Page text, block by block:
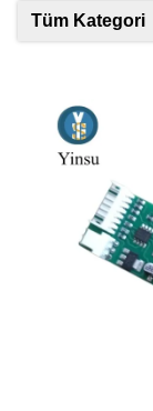
Tüm Kategori